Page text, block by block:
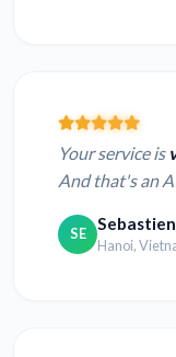
Your service is
And that's an
SE Sebastien
Hanoi,